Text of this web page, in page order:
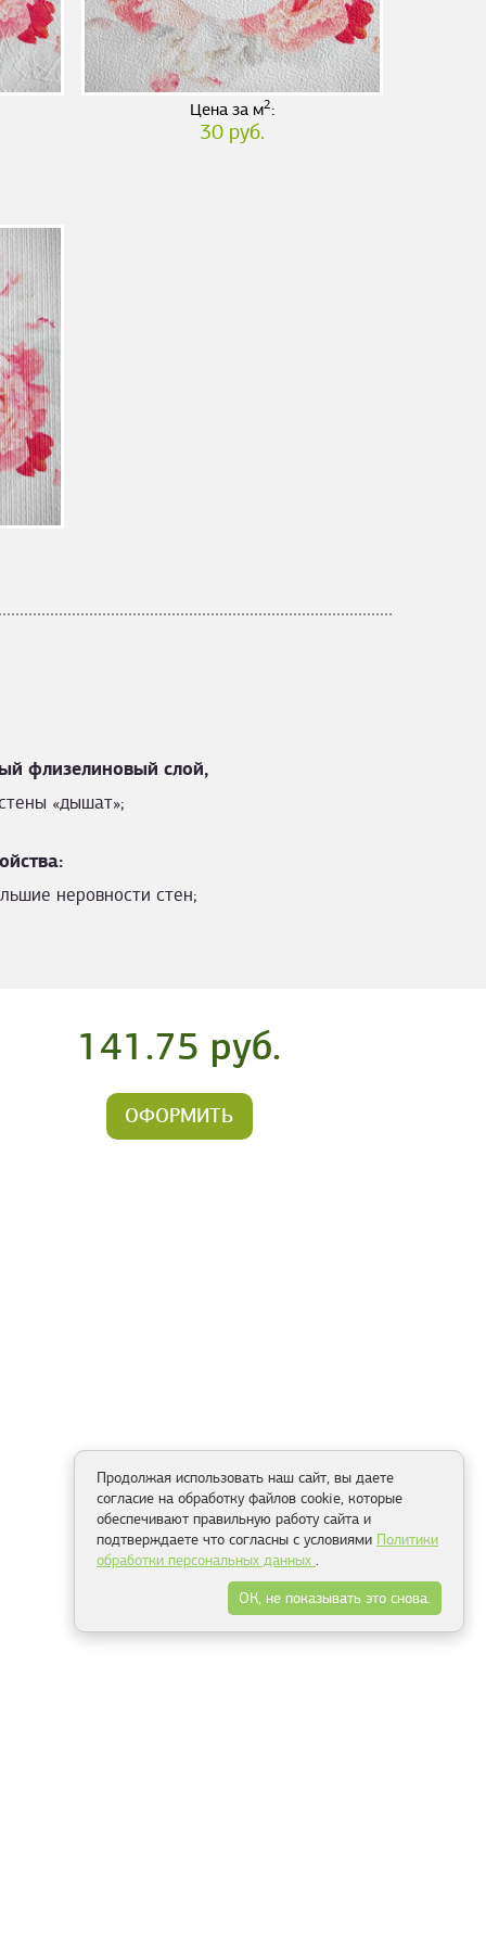
Цена за м2:
30 руб.
флизелиновый слой,
«дышат»;
неровности стен;
141.75 руб.
ОФОРМИТЬ
Продолжая использовать наш сайт, вы даете
согласие на обработку файлов cookie, которые
обеспечивают правильную работу сайта и
подтверждаете что согласны с условиями Политики
обработки персональных данных .
ОК, не показывать это снова.